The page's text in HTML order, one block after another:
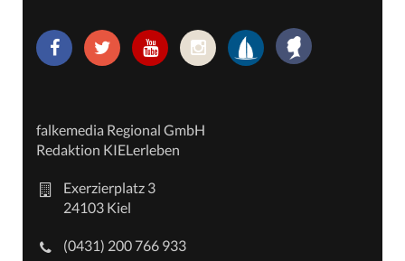
falkemedia Regional GmbH
Redaktion KIELerleben
Exerzierplatz 3
24103 Kiel
(0431) 200 766 933